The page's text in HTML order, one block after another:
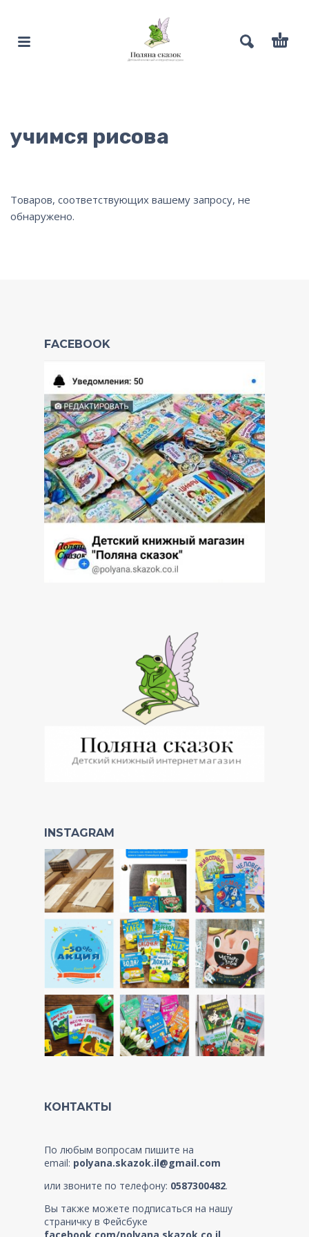
учимся рисова
Товаров, соответствующих вашему запросу, не
обнаружено.
FACEBOOK
INSTAGRAM
КОНТАКТЫ
По любым вопросам пишите на
email: polyana.skazok.il@gmail.com
или звоните по телефону: 0587300482.
Вы также можете подписаться на нашу
страничку в Фейсбуке